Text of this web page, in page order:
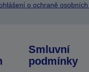
o ochraně
Smluvní
podmínky